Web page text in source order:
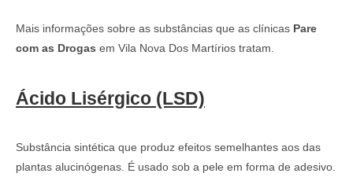
Mais informações sobre as substâncias que as clínicas Pare
com as Drogas em Vila Nova Dos Martírios tratam.
Ácido Lisérgico (LSD)
Substância sintética que produz efeitos semelhantes aos das
plantas alucinógenas. É usado sob a pele em forma de adesivo.